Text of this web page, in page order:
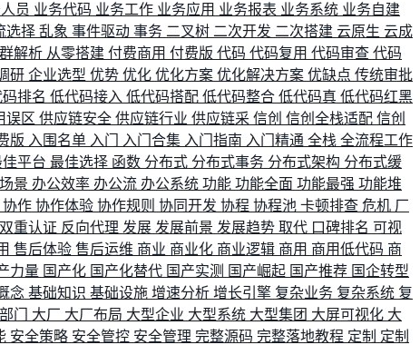
员 业务代码 业务工作 业务应用 业务报表 业务系统 业务自建
选择 乱象 事件驱动 事务 二叉树 二次开发 二次搭建 云原生 云成
解析 从零搭建 付费商用 付费版 代码 代码复用 代码审查 代码
研 企业选型 优势 优化 优化方案 优化解决方案 优缺点 传统审批
排名 低代码接入 低代码搭配 低代码整合 低代码真 低代码红黑
误区 供应链安全 供应链行业 供应链采 信创 信创全栈适配 信创
版 入围名单 入门 入门合集 入门指南 入门精通 全栈 全流程工作
平台 最佳选择 函数 分布式 分布式事务 分布式架构 分布式缓
景 办公效率 办公流 办公系统 功能 功能全面 功能最强 功能堆
协作 协作体验 协作规则 协同开发 协程 协程池 卡顿排查 危机 厂
双重认证 反向代理 发展 发展前景 发展趋势 取代 口碑排名 可视
售后体验 售后运维 商业 商业化 商业逻辑 商用 商用低代码 商
力量 国产化 国产化替代 国产实测 国产崛起 国产推荐 国企转型
念 基础知识 基础设施 增速分析 增长引擎 复杂业务 复杂系统 复
门 大厂 大厂布局 大型企业 大型系统 大型集团 大屏可视化 大
安全策略 安全管控 安全管理 完整源码 完整落地教程 定制 定制